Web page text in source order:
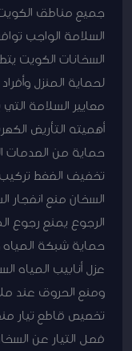
جميع مناطق
السلامة الواجب
السخانات الكويت
لحماية المنزل
معايير السلامة
أهميته التأريض
حماية من الصدمات
تخفيف الضغط
السخان منع انفجار
الرجوع يمنع رجوع
حماية شبكة المياه
عزل أنابيب المياه
ومنع الحروق عند
تخصيص قاطع تيار
فصل التيار عن